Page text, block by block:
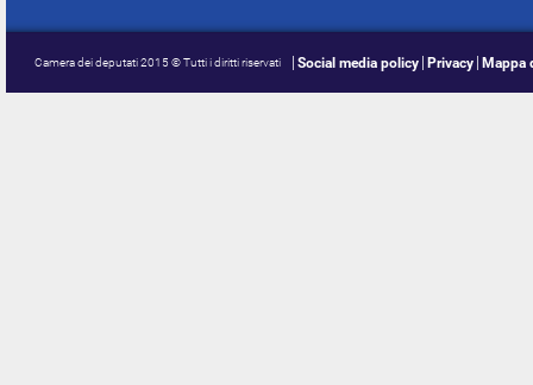
Camera dei deputati 2015 © Tutti i diritti riservati Social media policy Privacy Mappa